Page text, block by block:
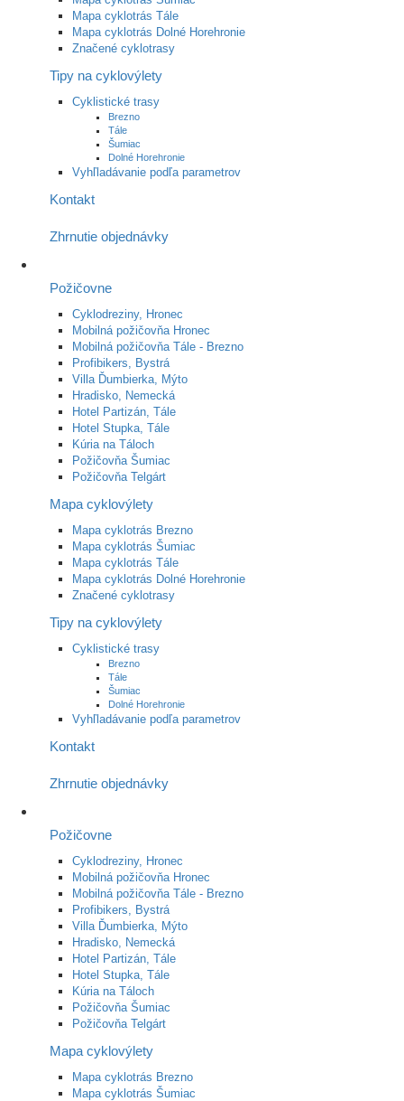
Mapa cyklotrás Tále
Mapa cyklotrás Dolné Horehronie
Značené cyklotrasy
Tipy na cyklovýlety
Cyklistické trasy
Brezno
Tále
Šumiac
Dolné Horehronie
Vyhľladávanie podľa parametrov
Kontakt
Zhrnutie objednávky
Požičovne
Cyklodreziny, Hronec
Mobilná požičovňa Hronec
Mobilná požičovňa Tále - Brezno
Profibikers, Bystrá
Villa Ďumbierka, Mýto
Hradisko, Nemecká
Hotel Partizán, Tále
Hotel Stupka, Tále
Kúria na Táloch
Požičovňa Šumiac
Požičovňa Telgárt
Mapa cyklovýlety
Mapa cyklotrás Brezno
Mapa cyklotrás Šumiac
Mapa cyklotrás Tále
Mapa cyklotrás Dolné Horehronie
Značené cyklotrasy
Tipy na cyklovýlety
Cyklistické trasy
Brezno
Tále
Šumiac
Dolné Horehronie
Vyhľladávanie podľa parametrov
Kontakt
Zhrnutie objednávky
Požičovne
Cyklodreziny, Hronec
Mobilná požičovňa Hronec
Mobilná požičovňa Tále - Brezno
Profibikers, Bystrá
Villa Ďumbierka, Mýto
Hradisko, Nemecká
Hotel Partizán, Tále
Hotel Stupka, Tále
Kúria na Táloch
Požičovňa Šumiac
Požičovňa Telgárt
Mapa cyklovýlety
Mapa cyklotrás Brezno
Mapa cyklotrás Šumiac